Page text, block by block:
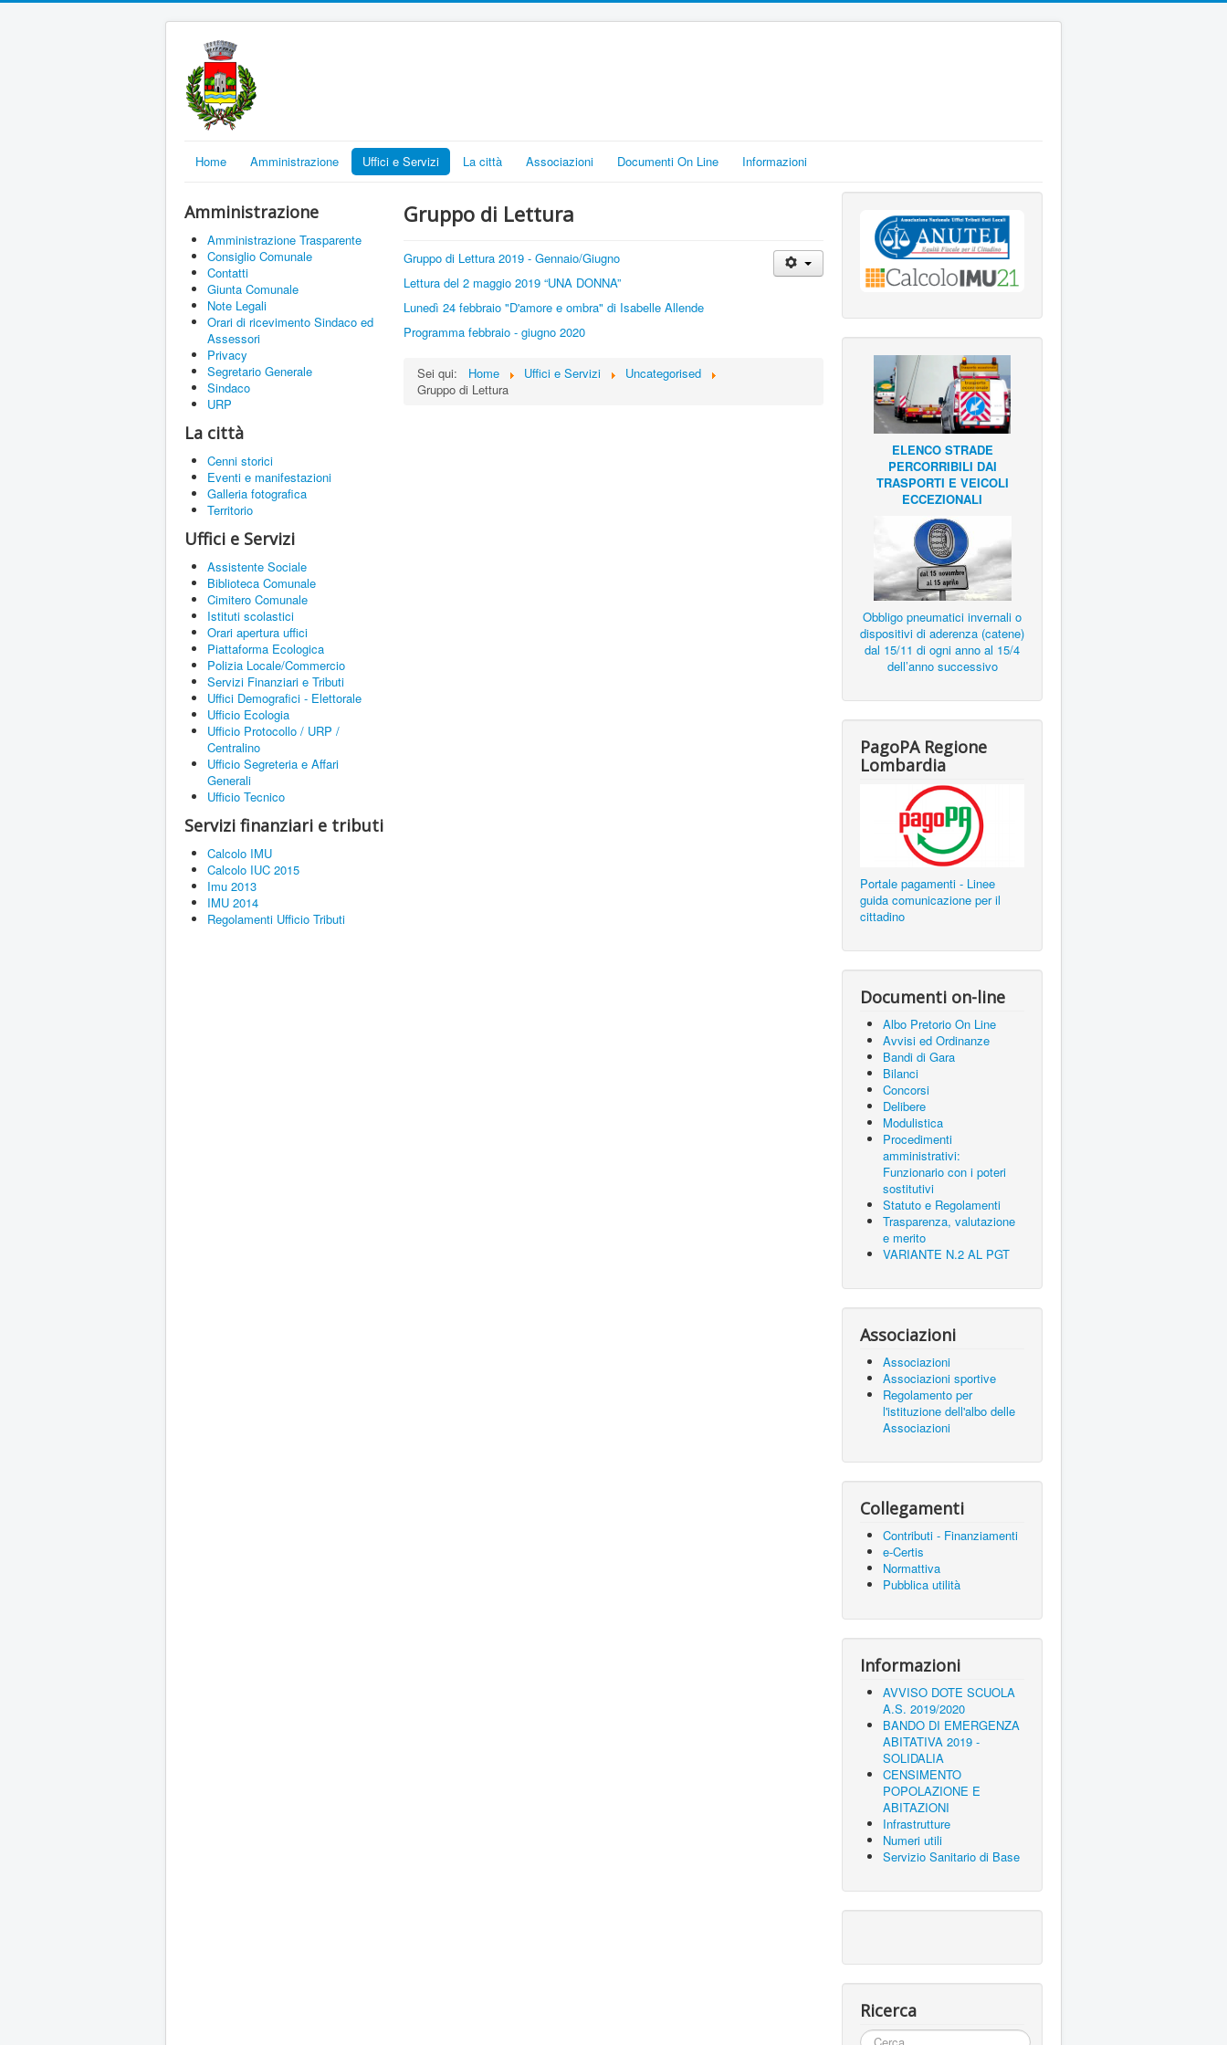
Home Amministrazione Uffici e Servizi La città Associazioni Documenti On Line Informazioni
Amministrazione
Amministrazione Trasparente
Consiglio Comunale
Contatti
Giunta Comunale
Note Legali
Orari di ricevimento Sindaco ed
Assessori
Privacy
Segretario Generale
Sindaco
URP
La città
Cenni storici
Eventi e manifestazioni
Galleria fotografica
Territorio
Uffici e Servizi
Assistente Sociale
Biblioteca Comunale
Cimitero Comunale
Istituti scolastici
Orari apertura uffici
Piattaforma Ecologica
Polizia Locale/Commercio
Servizi Finanziari e Tributi
Uffici Demografici - Elettorale
Ufficio Ecologia
Ufficio Protocollo / URP /
Centralino
Ufficio Segreteria e Affari
Generali
Ufficio Tecnico
Servizi finanziari e tributi
Calcolo IMU
Calcolo IUC 2015
Imu 2013
IMU 2014
Regolamenti Ufficio Tributi
Gruppo di Lettura
Gruppo di Lettura 2019 - Gennaio/Giugno
Lettura del 2 maggio 2019 “UNA DONNA”
Lunedì 24 febbraio "D'amore e ombra" di Isabelle Allende
Programma febbraio - giugno 2020
Sei qui: Home Uffici e Servizi
Uncategorised
Gruppo di Lettura
ELENCO STRADE
PERCORRIBILI DAI
TRASPORTI E VEICOLI
ECCEZIONALI
Obbligo pneumatici invernali o
dispositivi di aderenza (catene)
dal 15/11 di ogni anno al 15/4
dell’anno successivo
PagoPA Regione
Lombardia
Portale pagamenti - Linee
guida comunicazione per il
cittadino
Documenti on-line
Albo Pretorio On Line
Avvisi ed Ordinanze
Bandi di Gara
Bilanci
Concorsi
Delibere
Modulistica
Procedimenti
amministrativi:
Funzionario con i poteri
sostitutivi
Statuto e Regolamenti
Trasparenza, valutazione
e merito
VARIANTE N.2 AL PGT
Associazioni
Associazioni
Associazioni sportive
Regolamento per
l'istituzione dell'albo delle
Associazioni
Collegamenti
Contributi - Finanziamenti
e-Certis
Normattiva
Pubblica utilità
Informazioni
AVVISO DOTE SCUOLA
A.S. 2019/2020
BANDO DI EMERGENZA
ABITATIVA 2019 -
SOLIDALIA
CENSIMENTO
POPOLAZIONE E
ABITAZIONI
Infrastrutture
Numeri utili
Servizio Sanitario di Base
Ricerca
Cerca...